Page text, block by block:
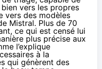
vers les propres
vers des modèles
Mistral. Plus de 70
ce qui est censé lui
plus précise aux
l’explique
à la
qui génèrent des